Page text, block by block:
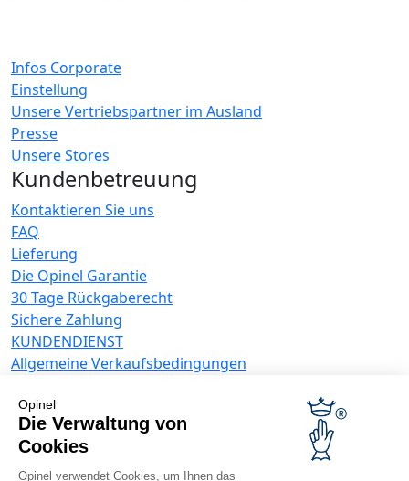
Opinel
Die Verwaltung von
Cookies
Opinel verwendet Cookies, um Ihnen das
Infos Corporate
Einstellung
Unsere Vertriebspartner im Ausland
Presse
Unsere Stores
Kundenbetreuung
Kontaktieren Sie uns
FAQ
Lieferung
Die Opinel Garantie
30 Tage Rückgaberecht
Sichere Zahlung
KUNDENDIENST
Allgemeine Verkaufsbedingungen
Angebote für Unternehmen
Werbegeschenke